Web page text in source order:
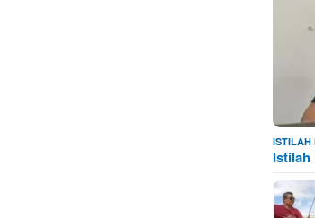
ISTILAH
Istilah